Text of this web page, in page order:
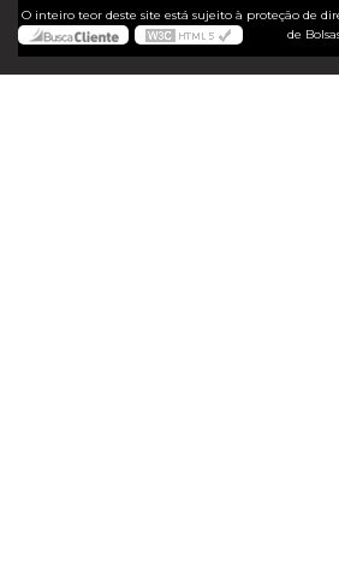
O inteiro teor deste site está sujeito à proteção de
de